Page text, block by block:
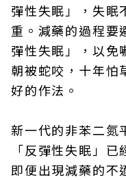
彈性失眠」，失眠
重。減藥的過程要
彈性失眠」，以免
朝被蛇咬，十年怕
好的作法。
新一代的非苯二氮
「反彈性失眠」
即便出現減藥的不